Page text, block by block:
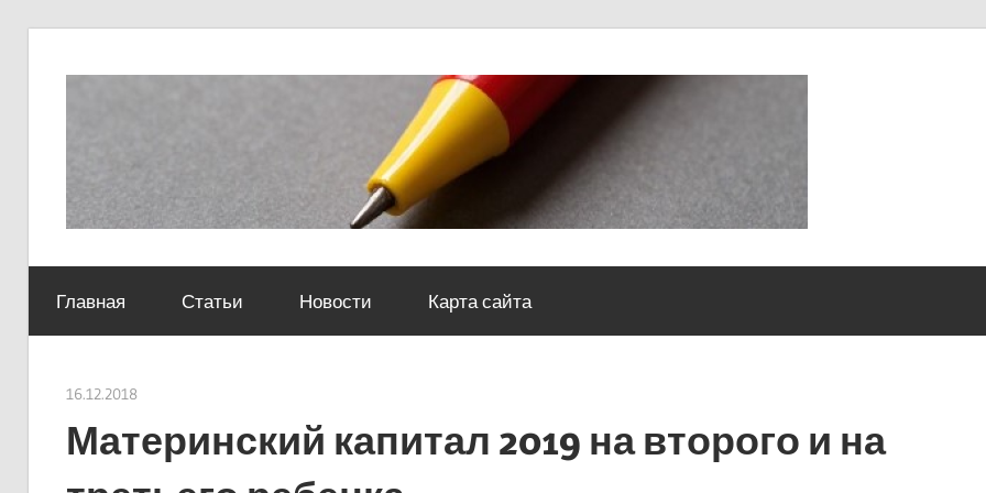
юридический
центр
Главная Статьи Новости Карта сайта
16.12.2018Евгений Георгиевич
Материнский капитал 2019 на второго и на